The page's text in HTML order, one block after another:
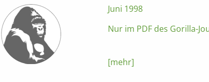
Juni 1998
Nur im PDF des Gorilla-
[mehr]